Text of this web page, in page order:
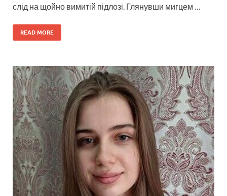
слід на щойно вимитій підлозі. Глянувши мигцем …
READ MORE